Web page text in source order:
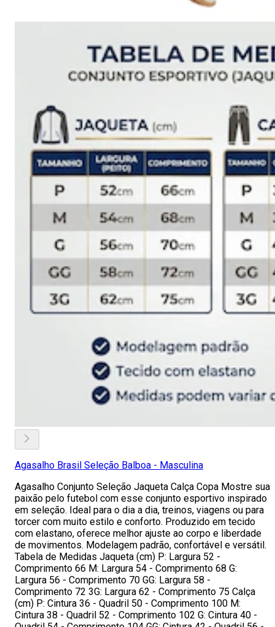
Agasalho Brasil Seleção Balboa - Masculina
Agasalho Conjunto Seleção Jaqueta Calça Copa Mostre sua
paixão pelo futebol com esse conjunto esportivo inspirado
em seleção. Ideal para o dia a dia, treinos, viagens ou para
torcer com muito estilo e conforto. Produzido em tecido
com elastano, oferece melhor ajuste ao corpo e liberdade
de movimentos. Modelagem padrão, confortável e versátil.
Tabela de Medidas Jaqueta (cm) P: Largura 52 -
Comprimento 66 M: Largura 54 - Comprimento 68 G:
Largura 56 - Comprimento 70 GG: Largura 58 -
Comprimento 72 3G: Largura 62 - Comprimento 75 Calça
(cm) P: Cintura 36 - Quadril 50 - Comprimento 100 M:
Cintura 38 - Quadril 52 - Comprimento 102 G: Cintura 40 -